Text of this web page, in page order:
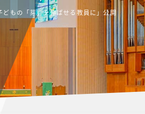
もの「芽」を伸ばせる教員に」公開